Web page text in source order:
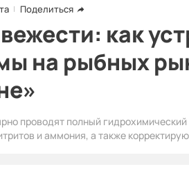
Поделиться
как
на рыбных
проводят полный гидрохимический
и аммония, а также